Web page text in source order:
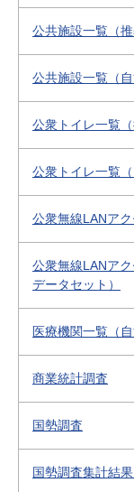
公共施設一覧（推
公共施設一覧（
公衆トイレ一覧
公衆トイレ一覧
公衆無線LANア
公衆無線LANア
データセット）
医療機関一覧（
商業統計調査
国勢調査
国勢調査集計結果